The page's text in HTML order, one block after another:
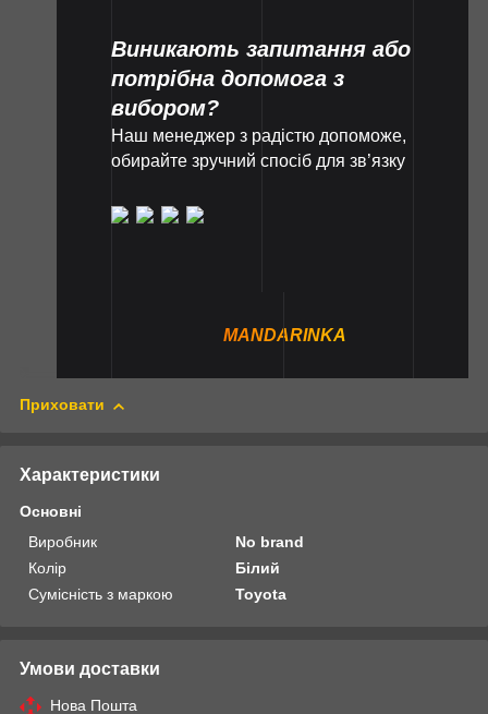
Виникають запитання або
потрібна допомога з
вибором?
Наш менеджер з радістю допоможе,
обирайте зручний спосіб для зв’язку
MANDARINKA
Приховати
Характеристики
Основні
Виробник
No brand
Колір
Білий
Сумісність з маркою
Toyota
Умови доставки
Нова Пошта